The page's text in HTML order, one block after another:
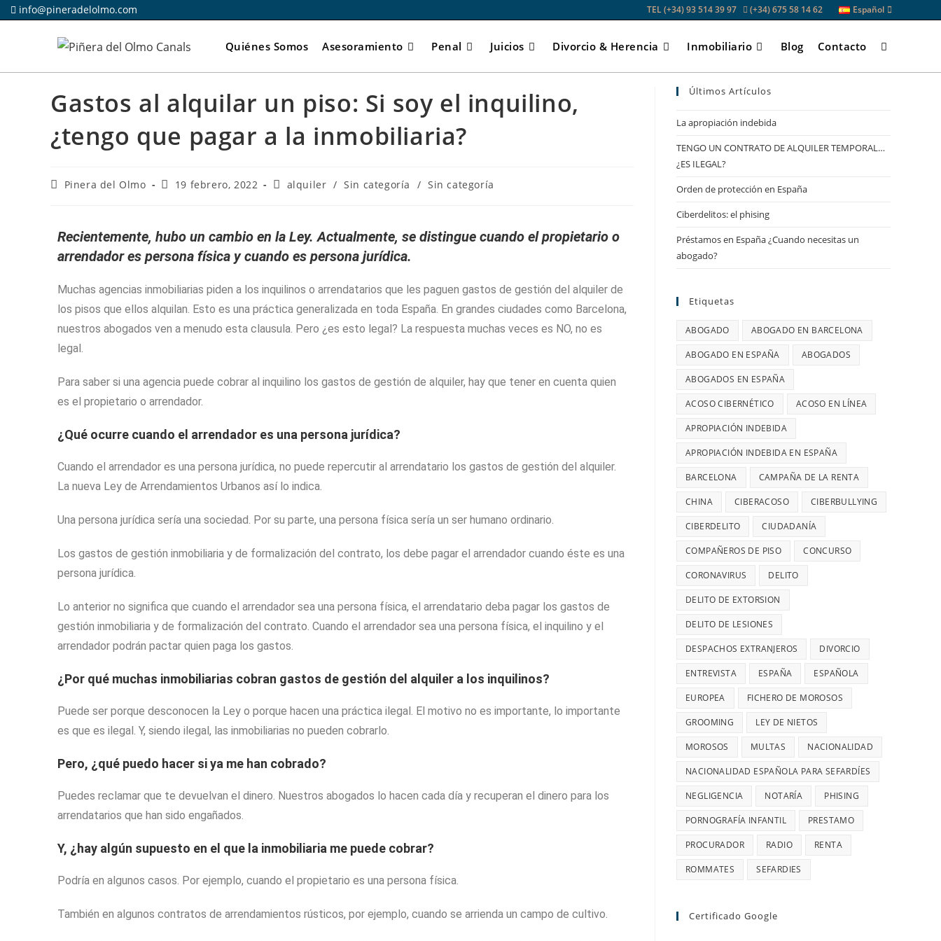
TEL (+34) 93 514 39 97 (+34) 675 58 14 62 Español
info@pineradelolmo.com
Quiénes Somos Asesoramiento Penal Juicios Divorcio & Herencia Inmobiliario Blog Contacto
Gastos al alquilar un piso: Si soy el inquilino,
¿tengo que pagar a la inmobiliaria?
Pinera del Olmo 19 febrero, 2022 alquiler / Sin categoría / Sin categoría
Recientemente, hubo un cambio en la Ley. Actualmente, se distingue cuando el propietario o
arrendador es persona física y cuando es persona jurídica.
Muchas agencias inmobiliarias piden a los inquilinos o arrendatarios que les paguen gastos de gestión del alquiler de
los pisos que ellos alquilan. Esto es una práctica generalizada en toda España. En grandes ciudades como Barcelona,
nuestros abogados ven a menudo esta clausula. Pero ¿es esto legal? La respuesta muchas veces es NO, no es
legal.
Para saber si una agencia puede cobrar al inquilino los gastos de gestión de alquiler, hay que tener en cuenta quien
es el propietario o arrendador.
¿Qué ocurre cuando el arrendador es una persona jurídica?
Cuando el arrendador es una persona jurídica, no puede repercutir al arrendatario los gastos de gestión del alquiler.
La nueva Ley de Arrendamientos Urbanos así lo indica.
Una persona jurídica sería una sociedad. Por su parte, una persona física sería un ser humano ordinario.
Los gastos de gestión inmobiliaria y de formalización del contrato, los debe pagar el arrendador cuando éste es una
persona jurídica.
Lo anterior no significa que cuando el arrendador sea una persona física, el arrendatario deba pagar los gastos de
gestión inmobiliaria y de formalización del contrato. Cuando el arrendador sea una persona física, el inquilino y el
arrendador podrán pactar quien paga los gastos.
¿Por qué muchas inmobiliarias cobran gastos de gestión del alquiler a los inquilinos?
Puede ser porque desconocen la Ley o porque hacen una práctica ilegal. El motivo no es importante, lo importante
es que es ilegal. Y, siendo ilegal, las inmobiliarias no pueden cobrarlo.
Pero, ¿qué puedo hacer si ya me han cobrado?
Puedes reclamar que te devuelvan el dinero. Nuestros abogados lo hacen cada día y recuperan el dinero para los
arrendatarios que han sido engañados.
Y, ¿hay algún supuesto en el que la inmobiliaria me puede cobrar?
Podría en algunos casos. Por ejemplo, cuando el propietario es una persona física.
También en algunos contratos de arrendamientos rústicos, por ejemplo, cuando se arrienda un campo de cultivo.
Últimos Artículos
La apropiación indebida
TENGO UN CONTRATO DE ALQUILER TEMPORAL…
¿ES ILEGAL?
Orden de protección en España
Ciberdelitos: el phising
Préstamos en España ¿Cuando necesitas un
abogado?
Etiquetas
ABOGADO ABOGADO EN BARCELONA
ABOGADO EN ESPAÑA ABOGADOS
ABOGADOS EN ESPAÑA
ACOSO CIBERNÉTICO ACOSO EN LÍNEA
APROPIACIÓN INDEBIDA
APROPIACIÓN INDEBIDA EN ESPAÑA
BARCELONA CAMPAÑA DE LA RENTA
CHINA CIBERACOSO CIBERBULLYING
CIBERDELITO CIUDADANÍA
COMPAÑEROS DE PISO CONCURSO
CORONAVIRUS DELITO
DELITO DE EXTORSION
DELITO DE LESIONES
DESPACHOS EXTRANJEROS DIVORCIO
ENTREVISTA ESPAÑA ESPAÑOLA
EUROPEA FICHERO DE MOROSOS
GROOMING LEY DE NIETOS
MOROSOS MULTAS NACIONALIDAD
NACIONALIDAD ESPAÑOLA PARA SEFARDÍES
NEGLIGENCIA NOTARÍA PHISING
PORNOGRAFÍA INFANTIL PRESTAMO
PROCURADOR RADIO RENTA
ROMMATES SEFARDIES
Certificado Google